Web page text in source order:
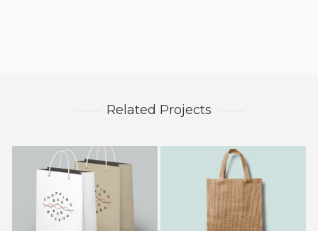
Related Projects
Frenzo Happy Cup